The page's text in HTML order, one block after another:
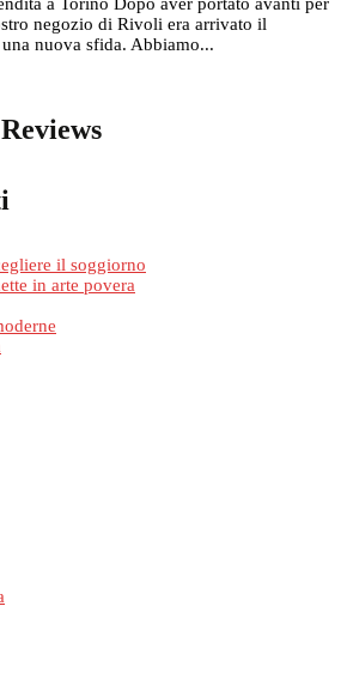
negozio di Rivoli era arrivato il
nuova sfida. Abbiamo...
il soggiorno
in arte povera